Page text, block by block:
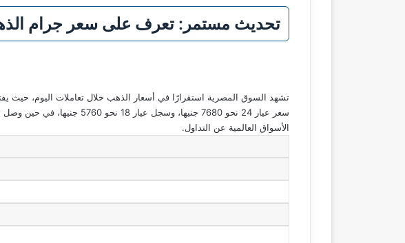
تحديث مستمر: تعرف على سعر جرام
الأسواق العالمية عن التداول.